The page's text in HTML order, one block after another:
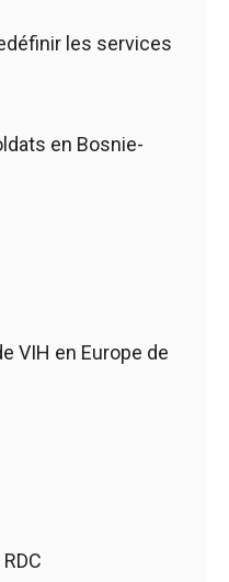
les services
en Bosnie-
VIH en Europe de